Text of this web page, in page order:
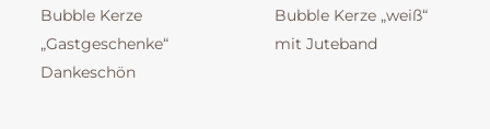
Bubble Kerze
„Gastgeschenke“
Dankeschön
Bubble Kerze „weiß“
mit Juteband